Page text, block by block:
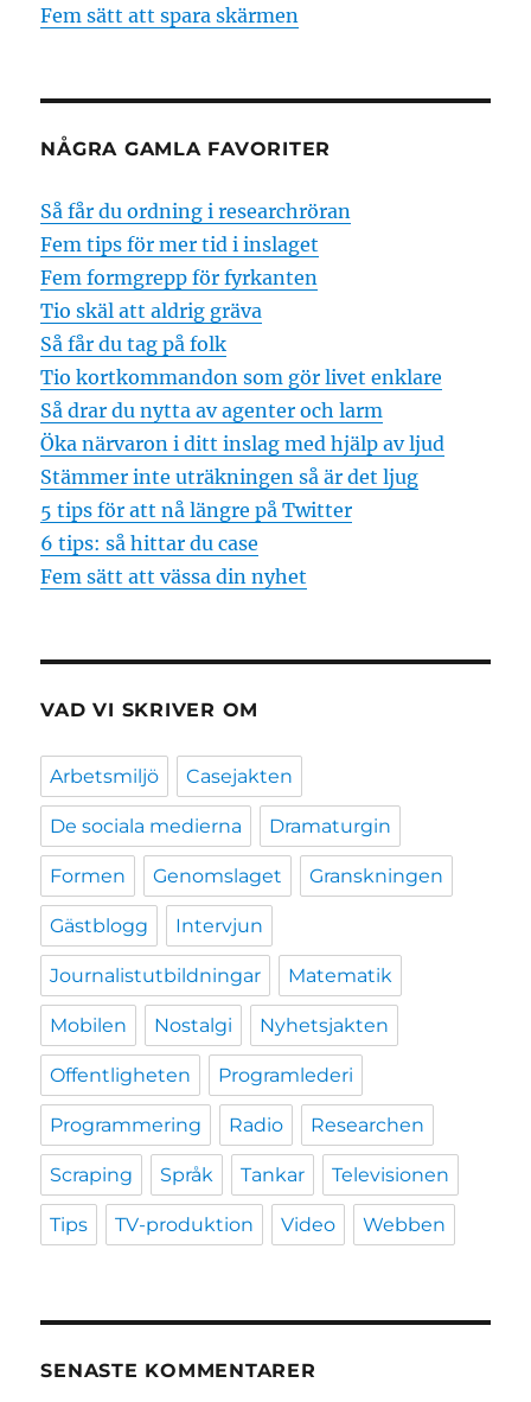
Fem sätt att spara skärmen
NÅGRA GAMLA FAVORITER
Så får du ordning i researchröran
Fem tips för mer tid i inslaget
Fem formgrepp för fyrkanten
Tio skäl att aldrig gräva
Så får du tag på folk
Tio kortkommandon som gör livet enklare
Så drar du nytta av agenter och larm
Öka närvaron i ditt inslag med hjälp av ljud
Stämmer inte uträkningen så är det ljug
5 tips för att nå längre på Twitter
6 tips: så hittar du case
Fem sätt att vässa din nyhet
VAD VI SKRIVER OM
Arbetsmiljö Casejakten
De sociala medierna Dramaturgin
Formen Genomslaget Granskningen
Gästblogg Intervjun
Journalistutbildningar Matematik
Mobilen Nostalgi Nyhetsjakten
Offentligheten Programlederi
Programmering Radio Researchen
Scraping Språk Tankar Televisionen
Tips TV-produktion Video Webben
SENASTE KOMMENTARER